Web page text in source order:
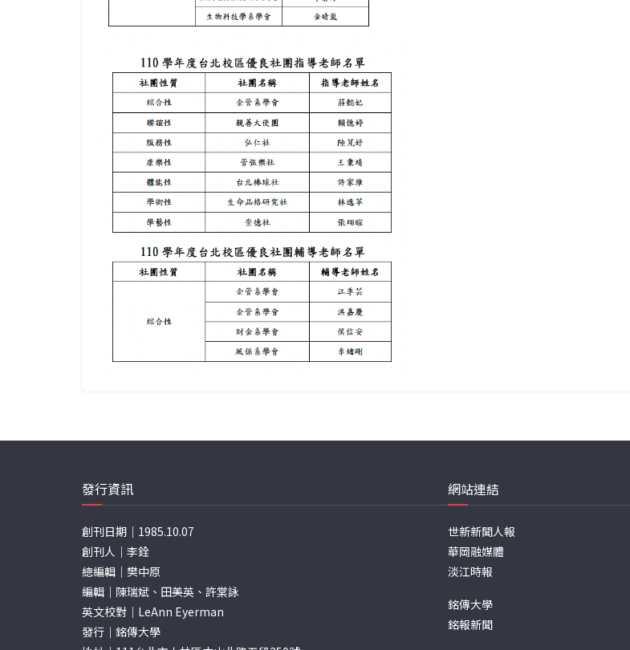
發行資訊
創刊日期｜1985.10.07
創刊人｜李銓
總編輯｜樊中原
編輯｜陳瑞斌、田美英、許棠詠
英文校對｜LeAnn Eyerman
發行｜銘傳大學
網站連結
世新新聞人報
華岡融媒體
淡江時報
銘傳大學
銘報新聞